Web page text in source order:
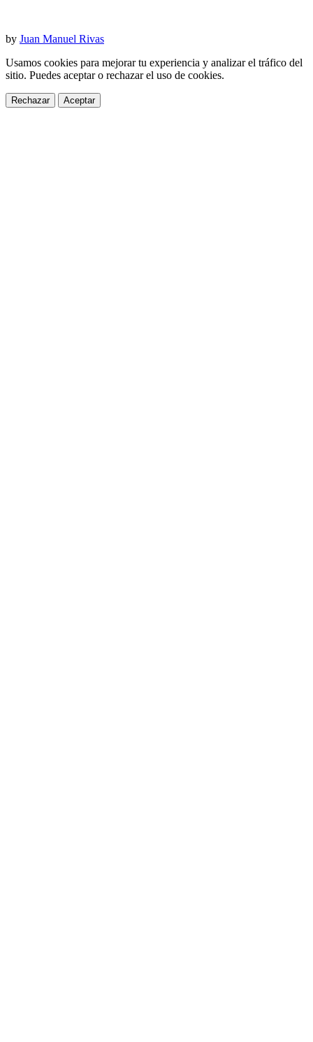
by Juan Manuel Rivas
Usamos cookies para mejorar tu experiencia y analizar el tráfico del
sitio. Puedes aceptar o rechazar el uso de cookies.
Rechazar Aceptar